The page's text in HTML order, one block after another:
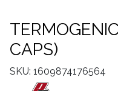
CAPS)
SKU: 1609874176564